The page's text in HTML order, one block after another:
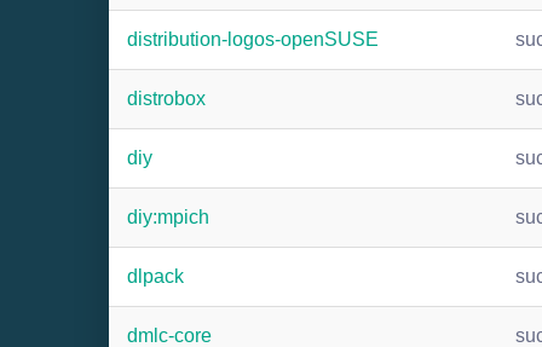
distribution-logos-openSUSE
distrobox
diy
diy:mpich
dlpack
dmlc-core